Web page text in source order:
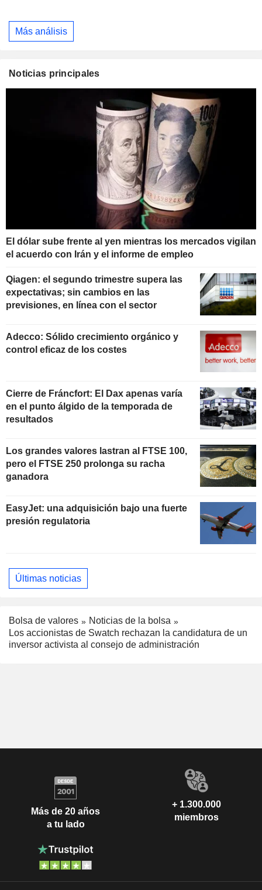
Más análisis
Noticias principales
El dólar sube frente al yen mientras los mercados vigilan
el acuerdo con Irán y el informe de empleo
Qiagen: el segundo trimestre supera las
expectativas; sin cambios en las
previsiones, en línea con el sector
Adecco: Sólido crecimiento orgánico y
control eficaz de los costes
Cierre de Fráncfort: El Dax apenas varía
en el punto álgido de la temporada de
resultados
Los grandes valores lastran al FTSE 100,
pero el FTSE 250 prolonga su racha
ganadora
EasyJet: una adquisición bajo una fuerte
presión regulatoria
Últimas noticias
Bolsa de valores
Noticias de la bolsa
Los accionistas de Swatch rechazan la candidatura de un
inversor activista al consejo de administración
Más de 20 años
a tu lado
+ 1.300.000
miembros